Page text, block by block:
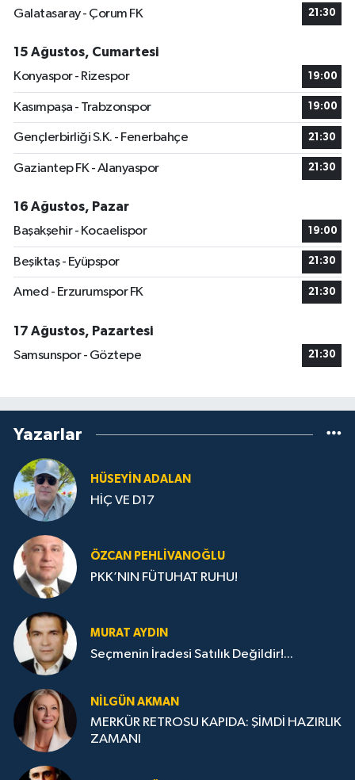
Galatasaray - Çorum FK 21:30
15 Ağustos, Cumartesi
Konyaspor - Rizespor
19:00
Kasımpaşa - Trabzonspor 19:00
Gençlerbirliği S.K. - Fenerbahçe 21:30
Gaziantep FK - Alanyaspor 21:30
16 Ağustos, Pazar
Başakşehir - Kocaelispor
19:00
Beşiktaş - Eyüpspor 21:30
Amed - Erzurumspor FK 21:30
17 Ağustos, Pazartesi
Samsunspor - Göztepe
21:30
Yazarlar
HÜSEYIN ADALAN
HİÇ VE D17
ÖZCAN PEHLIVANOĞLU
PKK’NIN FÜTUHAT RUHU!
MURAT AYDIN
Seçmenin İradesi Satılık Değildir!...
NILGÜN AKMAN
MERKÜR RETROSU KAPIDA: ŞİMDİ HAZIRLIK
ZAMANI